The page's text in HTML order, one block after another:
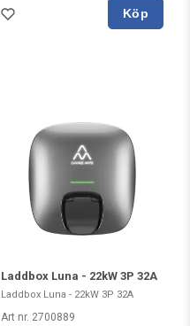
Köp
Laddbox Luna - 22kW 3P 32A
Laddbox Luna - 22kW 3P 32A
Art nr. 2700889